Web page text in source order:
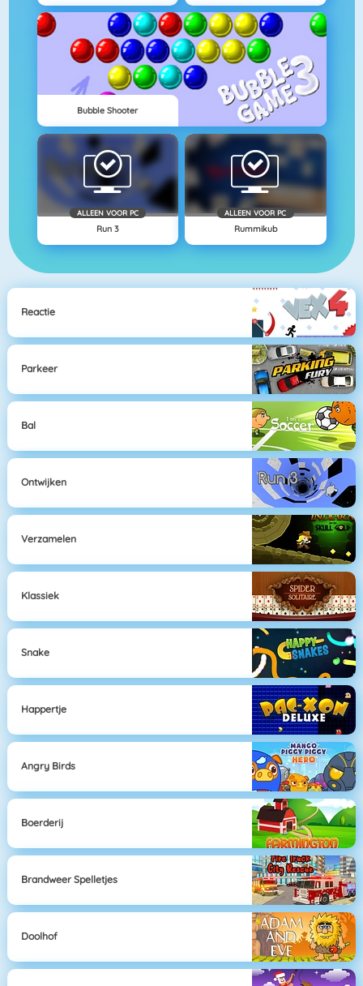
Bubble Shooter
ALLEEN VOOR PC
Run 3
ALLEEN VOOR PC
Rummikub
Reactie
Parkeer
Bal
Ontwijken
Verzamelen
Klassiek
Snake
Happertje
Angry Birds
Boerderij
Brandweer Spelletjes
Doolhof